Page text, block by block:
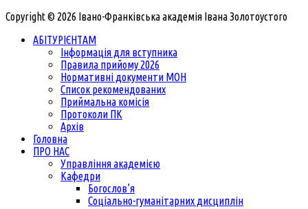
Copyright © 2026 Івано-Франківська академія Івана Золотоустого
АБІТУРІЄНТАМ
Інформація для вступника
Правила прийому 2026
Нормативні документи МОН
Список рекомендованих
Приймальна комісія
Протоколи ПК
Архів
Головна
ПРО НАС
Управління академією
Кафедри
Богослов’я
Соціально-гуманітарних дисциплін